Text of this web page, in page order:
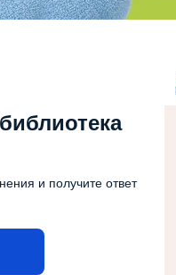
и получите ответ